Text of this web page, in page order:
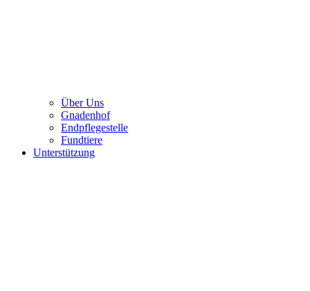
Über Uns
Gnadenhof
Endpflegestelle
Fundtiere
Unterstützung